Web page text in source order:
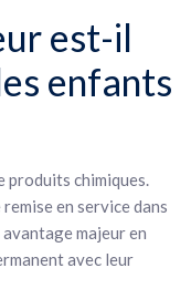
est-il
enfants
produits chimiques.
en service dans
avantage majeur en
avec leur